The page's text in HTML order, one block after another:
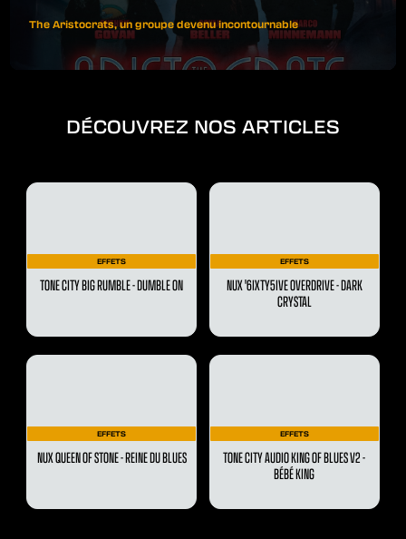
The Aristocrats, un groupe devenu incontournable
DÉCOUVREZ NOS ARTICLES
EFFETS
TONE CITY BIG RUMBLE - DUMBLE ON
EFFETS
NUX '6IXTY5IVE OVERDRIVE - DARK
CRYSTAL
EFFETS
NUX QUEEN OF STONE - REINE DU BLUES
EFFETS
TONE CITY AUDIO KING OF BLUES V2 -
BÉBÉ KING